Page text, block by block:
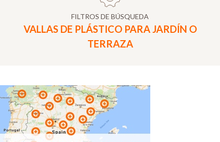
FILTROS DE BÚSQUEDA
VALLAS DE PLÁSTICO PARA JARDÍN O
TERRAZA